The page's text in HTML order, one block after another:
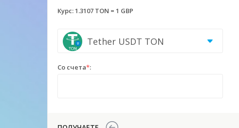
Курс:1.3107 TON = 1 GBP
Tether USDT TON
Со счета*: